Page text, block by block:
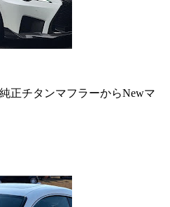
正チタンマフラーからNewマ